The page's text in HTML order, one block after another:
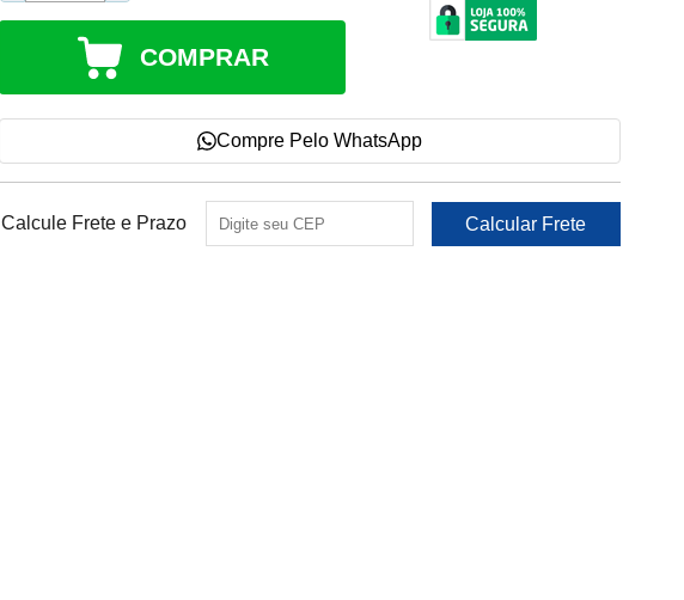
COMPRAR
Compre Pelo WhatsApp
Calcule Frete e Prazo